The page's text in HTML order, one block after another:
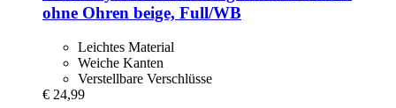
ohne Ohren beige, Full/WB
Leichtes Material
Weiche Kanten
Verstellbare Verschlüsse
€ 24,99